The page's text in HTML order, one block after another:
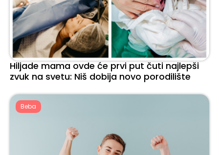
Hiljade mama ovde će prvi put čuti najlepši
zvuk na svetu: Niš dobija novo porodilište
Beba